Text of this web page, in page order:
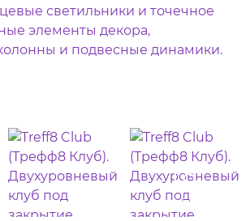
ещё 44 фото